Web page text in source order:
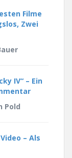
Filme
Zwei
IV“ – Ein
Pold
– Als